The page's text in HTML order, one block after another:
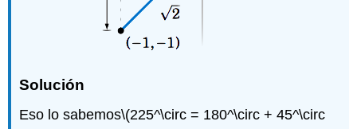
Solución
Eso lo sabemos\(225^\circ = 180^\circ + 45^\circ